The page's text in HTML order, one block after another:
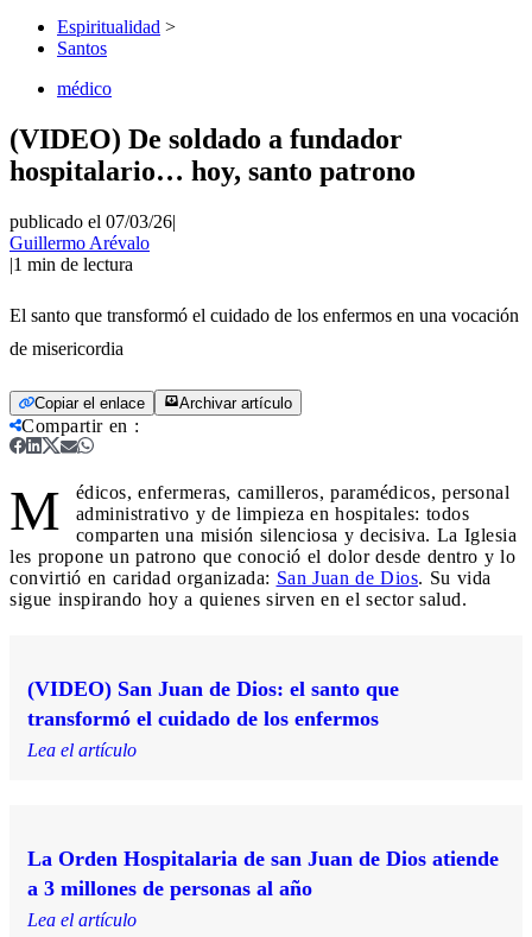
Espiritualidad >
Santos
médico
(VIDEO) De soldado a fundador
hospitalario… hoy, santo patrono
publicado el 07/03/26|
Guillermo Arévalo
|1 min de lectura
El santo que transformó el cuidado de los enfermos en una vocación
de misericordia
Copiar el enlace Archivar artículo
Compartir en :
M
édicos, enfermeras, camilleros, paramédicos, personal
administrativo y de limpieza en hospitales: todos
comparten una misión silenciosa y decisiva. La Iglesia
les propone un patrono que conoció el dolor desde dentro y lo
convirtió en caridad organizada: San Juan de Dios. Su vida
sigue inspirando hoy a quienes sirven en el sector salud.
(VIDEO) San Juan de Dios: el santo que
transformó el cuidado de los enfermos
Lea el artículo
La Orden Hospitalaria de san Juan de Dios atiende
a 3 millones de personas al año
Lea el artículo